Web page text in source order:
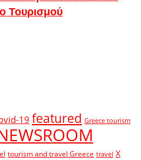
Τουρισμού
19 featured Greece tourism
tourism and travel Greece travel X